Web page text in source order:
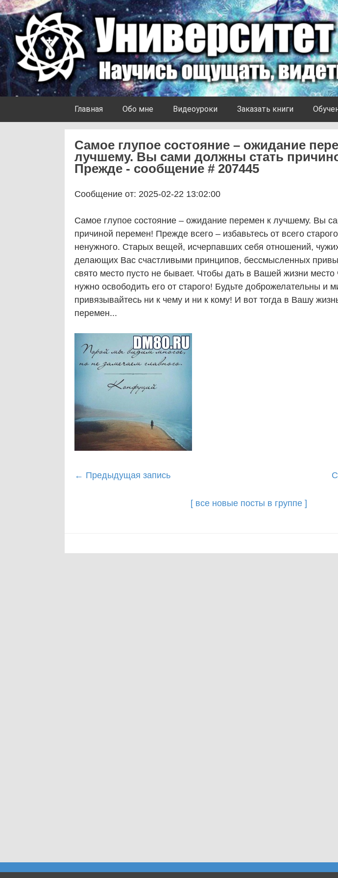
Университет Ноосферы
Главная Обо мне Видеоуроки Заказать книги
Самое глупое состояние – ожидание
лучшему. Вы сами должны стать
Прежде - сообщение # 207445
Сообщение от: 2025-02-22 13:02:00
Самое глупое состояние – ожидание перемен к лучшему. Вы
причиной перемен! Прежде всего – избавьтесь от всего
ненужного. Старых вещей, исчерпавших себя отношений,
делающих Вас счастливыми принципов, бессмысленных
свято место пусто не бывает. Чтобы дать в Вашей жизни место
нужно освободить его от старого! Будьте доброжелательны и
привязывайтесь ни к чему и ни к кому! И вот тогда в Вашу
перемен...
Post
← Предыдущая запись
[ все новые посты в группе ]